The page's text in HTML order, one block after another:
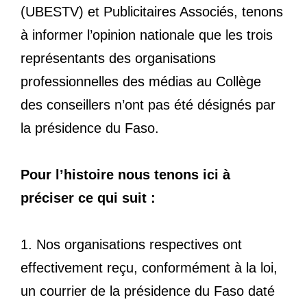
(UBESTV) et Publicitaires Associés, tenons
à informer l’opinion nationale que les trois
représentants des organisations
professionnelles des médias au Collège
des conseillers n’ont pas été désignés par
la présidence du Faso.
Pour l’histoire nous tenons ici à
préciser ce qui suit :
1. Nos organisations respectives ont
effectivement reçu, conformément à la loi,
un courrier de la présidence du Faso daté